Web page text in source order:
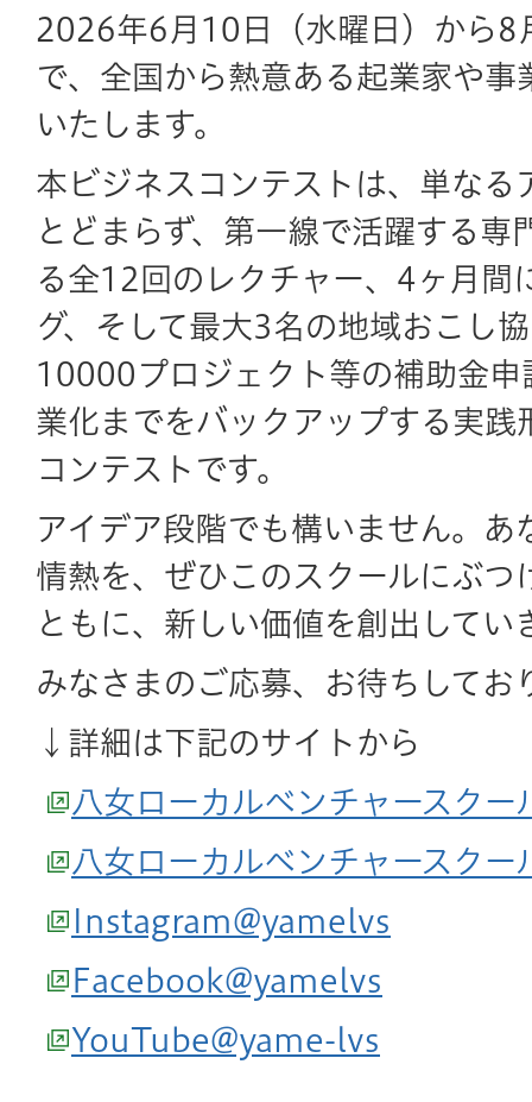
2026年6月10日（水曜日）から8
で、全国から熱意ある起業家や事
いたします。
本ビジネスコンテストは、単なる
とどまらず、第一線で活躍する専
る全12回のレクチャー、4ヶ月間
グ、そして最大3名の地域おこし
10000プロジェクト等の補助金申
業化までをバックアップする実践
コンテストです。
アイデア段階でも構いません。あ
情熱を、ぜひこのスクールにぶつ
ともに、新しい価値を創出してい
みなさまのご応募、お待ちしてお
↓詳細は下記のサイトから
八女ローカルベンチャースクー
八女ローカルベンチャースク
Instagram@yamelvs
Facebook@yamelvs
YouTube@yame-lvs